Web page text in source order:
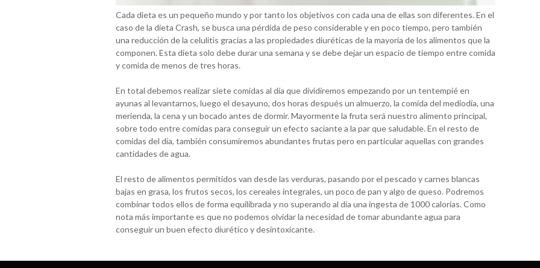
Cada dieta es un pequeño mundo y por tanto los objetivos con cada una de ellas son diferentes. En el
caso de la dieta Crash, se busca una pérdida de peso considerable y en poco tiempo, pero también
una reducción de la celulitis gracias a las propiedades diuréticas de la mayoría de los alimentos que la
componen. Esta dieta solo debe durar una semana y se debe dejar un espacio de tiempo entre comida
y comida de menos de tres horas.
En total debemos realizar siete comidas al día que dividiremos empezando por un tentempié en
ayunas al levantarnos, luego el desayuno, dos horas después un almuerzo, la comida del mediodía, una
merienda, la cena y un bocado antes de dormir. Mayormente la fruta será nuestro alimento principal,
sobre todo entre comidas para conseguir un efecto saciante a la par que saludable. En el resto de
comidas del día, también consumiremos abundantes frutas pero en particular aquellas con grandes
cantidades de agua.
El resto de alimentos permitidos van desde las verduras, pasando por el pescado y carnes blancas
bajas en grasa, los frutos secos, los cereales integrales, un poco de pan y algo de queso. Podremos
combinar todos ellos de forma equilibrada y no superando al día una ingesta de 1000 calorías. Como
nota más importante es que no podemos olvidar la necesidad de tomar abundante agua para
conseguir un buen efecto diurético y desintoxicante.